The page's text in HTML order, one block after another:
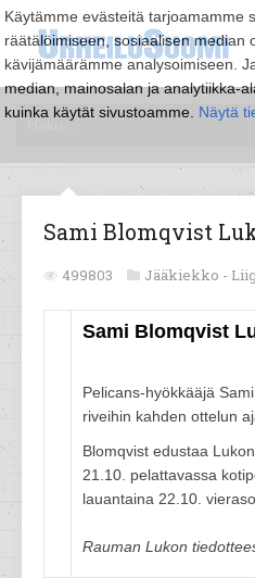
Käytämme evästeitä tarjoamamme
räätälöimiseen, sosiaalisen median
kävijämäärämme analysoimiseen.
median, mainosalan ja analytiikka-
kuinka käytät sivustoamme. Näytä
Sami Blomqvist
499803 Jääkiekko -
Sami Blomqvist
Pelicans-hyökkääjä
riveihin kahden ottelun
Blomqvist edustaa
21.10. pelattavassa
lauantaina 22.10.
Rauman Lukon